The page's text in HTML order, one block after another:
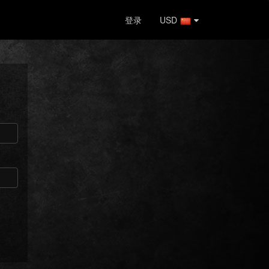
登录 USD